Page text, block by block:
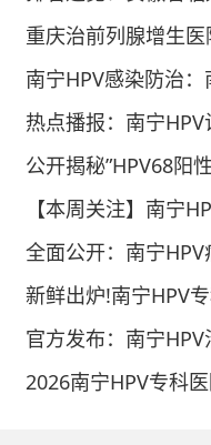
治疗中，患者的生
2018-12-21
举报/反馈
本内容不能代替面诊，如
重庆治前列腺增生医院前五强排行清单
南宁HPV感染防治：南宁HPV
热点播报：南宁HPV诊疗新动态—南宁
公开揭秘”HPV68阳性意味着什么?“
【本周关注】南宁HPV健康管理
全面公开：南宁HPV病毒治
新鲜出炉!南宁HPV专科医院排名榜
官方发布：南宁HPV治疗医院“TOP5”
2026南宁HPV专科医院“口碑榜”